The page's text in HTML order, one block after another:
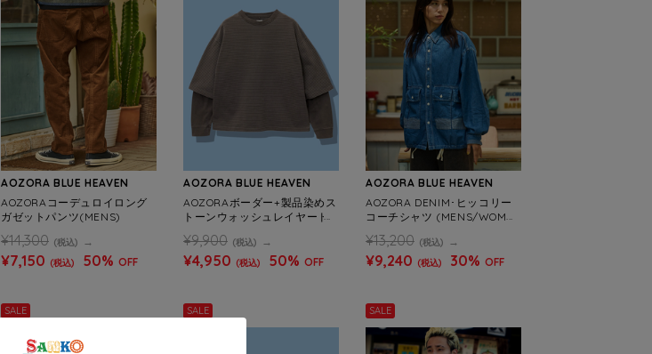
AOZORA BLUE HEAVEN
AOZORAコーデュロイロング
ガゼットパンツ(MENS)
¥14,300 (税込)
¥7,150 (税込) 50% OFF
AOZORA BLUE HEAVEN
AOZORAボーダー+製品染めス
トーンウォッシュレイヤード
¥9,900 (税込)
¥4,950 (税込) 50% OFF
AOZORA BLUE HEAVEN
AOZORA DENIM･ヒッコリー
コーチシャツ (MENS/WOME
¥13,200 (税込)
¥9,240 (税込) 30% OFF
SALE SALE SALE